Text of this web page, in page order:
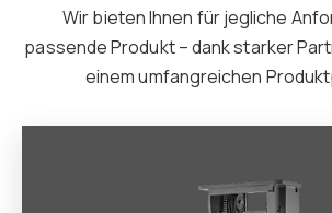
Wir bieten Ihnen für jegliche
passende Produkt – dank starker
einem umfangreichen